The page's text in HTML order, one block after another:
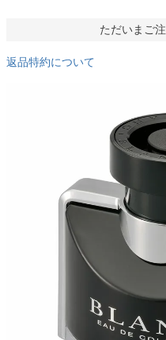
ただいまご
返品特約について